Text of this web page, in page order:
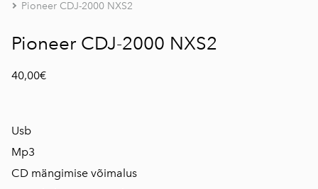
Pioneer CDJ-2000 NXS2
Pioneer CDJ-2000 NXS2
40,00€
Usb
Mp3
CD mängimise võimalus